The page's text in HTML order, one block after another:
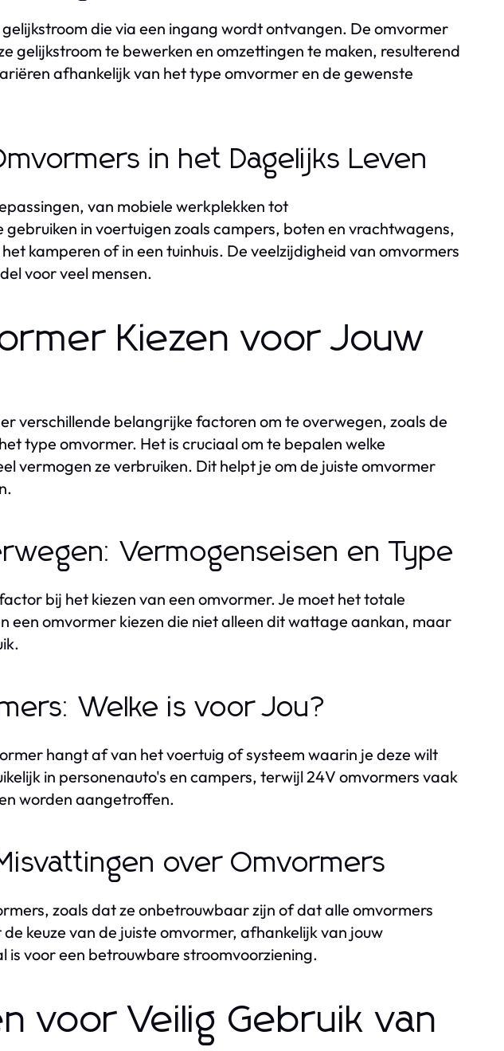
die via een ingang wordt ontvangen. De omvormer
gelijkstroom te bewerken en omzettingen te maken, resulterend
afhankelijk van het type omvormer en de gewenste
in het Dagelijks Leven
van mobiele werkplekken tot
gebruiken in voertuigen zoals campers, boten en vrachtwagens,
kamperen of in een tuinhuis. De veelzijdigheid van omvormers
voor veel mensen.
Kiezen voor Jouw
verschillende belangrijke factoren om te overwegen, zoals de
type omvormer. Het is cruciaal om te bepalen welke
vermogen ze verbruiken. Dit helpt je om de juiste omvormer
Vermogenseisen en Type
bij het kiezen van een omvormer. Je moet het totale
een omvormer kiezen die niet alleen dit wattage aankan, maar
Welke is voor Jou?
hangt af van het voertuig of systeem waarin je deze wilt
in personenauto's en campers, terwijl 24V omvormers vaak
worden aangetroffen.
over Omvormers
zoals dat ze onbetrouwbaar zijn of dat alle omvormers
keuze van de juiste omvormer, afhankelijk van jouw
voor een betrouwbare stroomvoorziening.
voor Veilig Gebruik van